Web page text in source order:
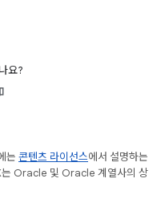
요?
는 콘텐츠 라이선스에서 설명하는
는 Oracle 및 Oracle 계열사의 상